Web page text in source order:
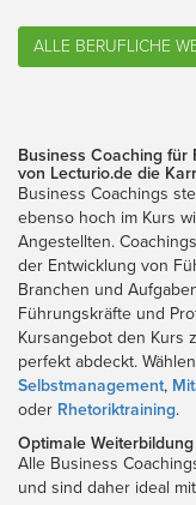
ALLE BERUFLICHE
Business Coaching für
von Lecturio.de die
Business Coachings
ebenso hoch im Kurs
Angestellten.
der Entwicklung von
Branchen und
Führungskräfte und
Kursangebot den Kurs
perfekt abdeckt.
Selbstmanagement,
oder Rhetoriktraining.
Optimale
Alle Business
und sind daher ideal